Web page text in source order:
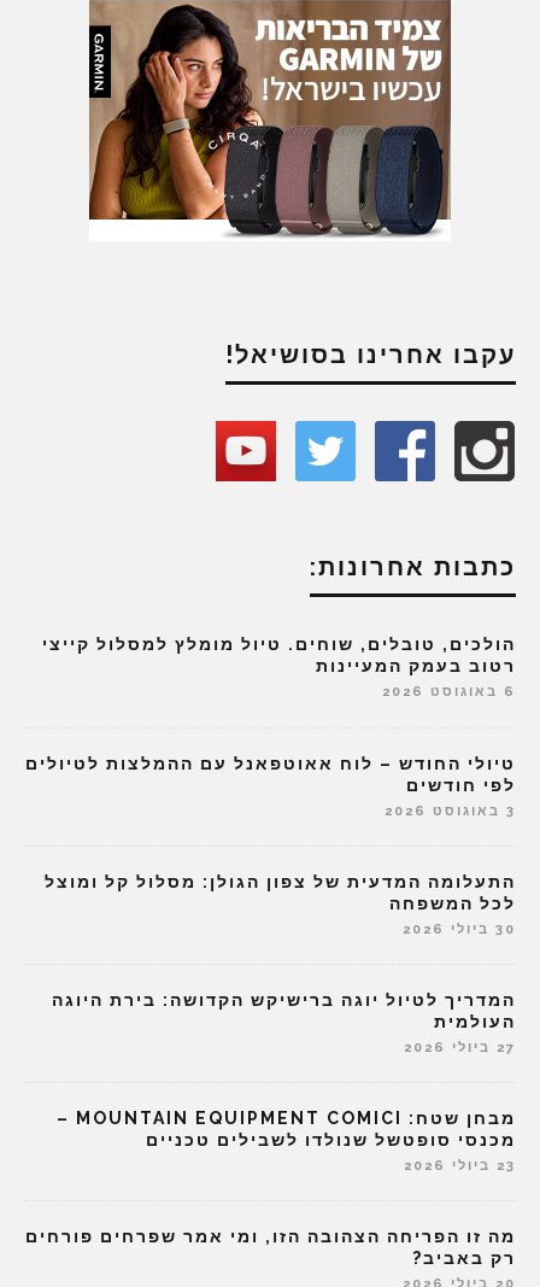
עקבו אחרינו בסושיאל!
כתבות אחרונות:
הולכים, טובלים, שוחים. טיול מומלץ למסלול קייצי
רטוב בעמק המעיינות
6 באוגוסט 2026
טיולי החודש – לוח אאוטפאנל עם ההמלצות לטיולים
לפי חודשים
3 באוגוסט 2026
התעלומה המדעית של צפון הגולן: מסלול קל ומוצל
לכל המשפחה
30 ביולי 2026
המדריך לטיול יוגה ברישיקש הקדושה: בירת היוגה
העולמית
27 ביולי 2026
מבחן שטח: MOUNTAIN EQUIPMENT COMICI –
מכנסי סופטשל שנולדו לשבילים טכניים
23 ביולי 2026
מה זו הפריחה הצהובה הזו, ומי אמר שפרחים פורחים
רק באביב?